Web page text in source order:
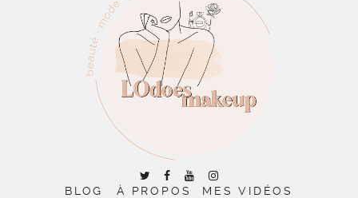
BLOG À PROPOS
MES VIDÉOS